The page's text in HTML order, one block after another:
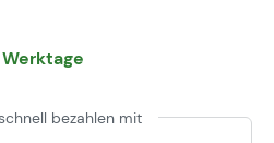
bezahlen mit